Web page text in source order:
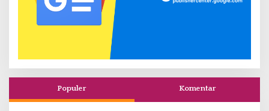
Populer Komentar